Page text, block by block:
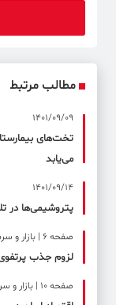
مطالب مرتبط
1401/09/09
تخت‌های
می‌یابد
1401/09/14
پتروشیمی‌ها در
صفحه ۶ | بازار و سرمایه | 1401/09/30
لزوم جذب
صفحه ۱۰ | بازار و سرمایه | 1401/09/30